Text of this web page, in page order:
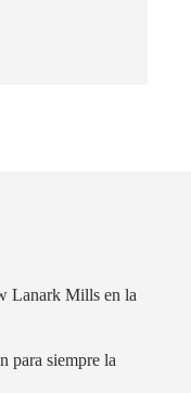
Lanark Mills en la
para siempre la